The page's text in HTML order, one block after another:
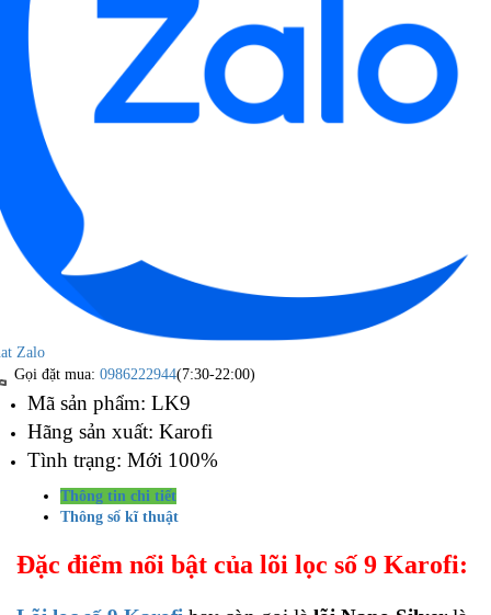
Zalo
Gọi đặt mua: 0986222944(7:30-22:00)
Mã sản phẩm: LK9
Hãng sản xuất: Karofi
Tình trạng: Mới 100%
Thông tin chi tiết
Thông số kĩ thuật
Đặc điểm nổi bật của lõi lọc số 9 Karofi: